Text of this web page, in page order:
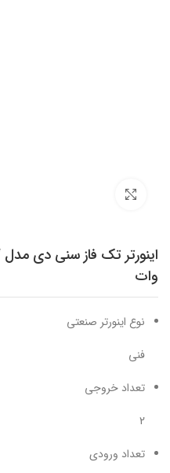
وات
نوع اینورتر صنعتی
فنی
تعداد خروجی
2
تعداد ورودی